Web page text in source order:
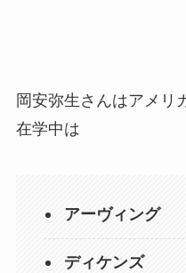
岡安弥生さんはアメリ
在学中は
アーヴィング
ディケンズ